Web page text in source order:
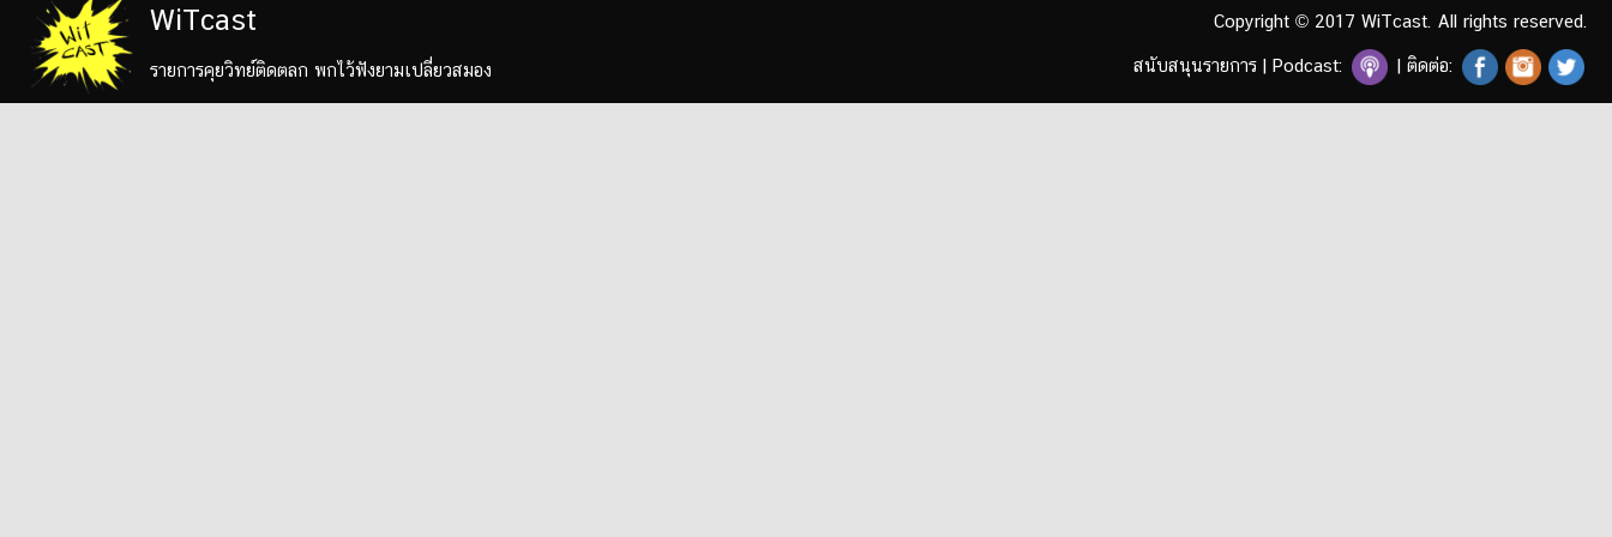
WiTcast
รายการคุยวิทย์ติดตลก พกไว้ฟังยามเปลี่ยวสมอง
Copyright © 2017 WiTcast. All rights reserved.
สนับสนุนรายการ | Podcast: | ติดต่อ: